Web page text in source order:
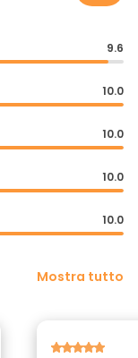
9.6
10.0
10.0
10.0
10.0
Mostra tutto